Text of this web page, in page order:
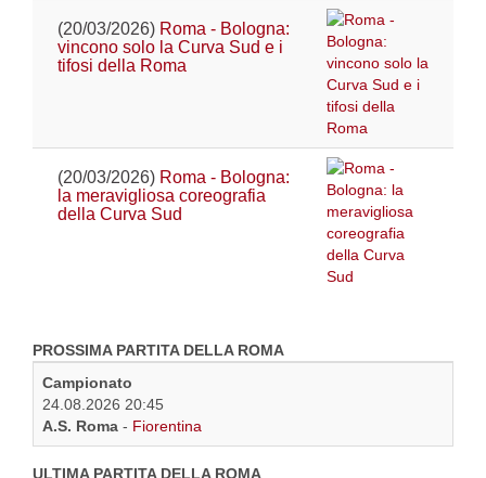
(20/03/2026) Roma - Bologna:
vincono solo la Curva Sud e i
tifosi della Roma
(20/03/2026) Roma - Bologna:
la meravigliosa coreografia
della Curva Sud
PROSSIMA PARTITA DELLA ROMA
Campionato
24.08.2026 20:45
A.S. Roma - Fiorentina
ULTIMA PARTITA DELLA ROMA